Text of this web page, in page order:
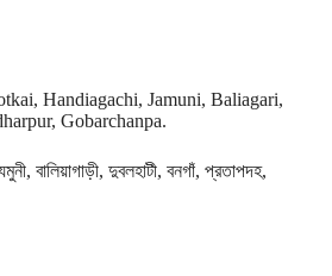
Handiagachi, Jamuni, Baliagari,
Gobarchanpa.
বালিয়াগাড়ী, দুবলহাটী, বনগাঁ, প্রতাপদহ,